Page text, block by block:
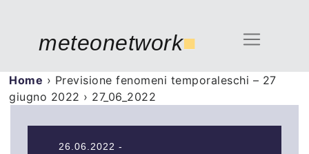
meteonetwork■
Home › Previsione fenomeni temporaleschi – 27
giugno 2022 › 27_06_2022
26.06.2022 -